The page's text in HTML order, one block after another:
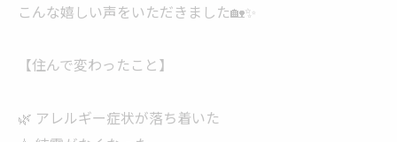
こんな嬉しい声をいただきました🏡✨
【住んで変わったこと】
🌿 アレルギー症状が落ち着いた